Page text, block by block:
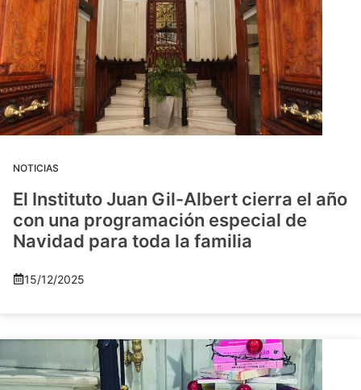
NOTICIAS
El Instituto Juan Gil-Albert cierra el año
con una programación especial de
Navidad para toda la familia
15/12/2025